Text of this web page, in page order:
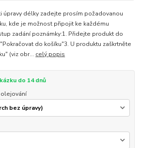
úpravy délky zadejte prosím požadovanou
kde je možnost připojit ke každému
zadání poznámky:1. Přidejte produkt do
do košíku"3. U produktu zaškrtněte
(viz obr... celý popis
do 14 dnů
olejování